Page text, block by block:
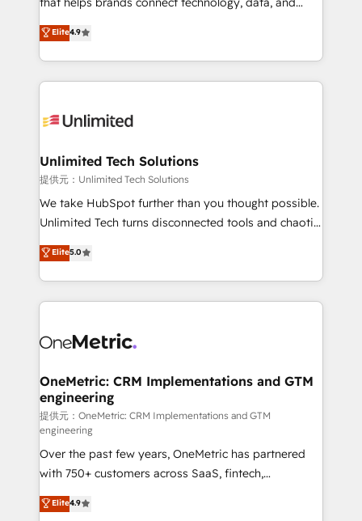
retention—by refining processes and eliminating
inefficiencies. Using HubSpot tools and data-driven
creativity to achieve measurable results. Founded in
Barcelona and operating across Spain, LATAM, and
the UK, we support global companies in building
smarter marketing, sales, and customer success
Iberia (Spain & Portugal), we combine human insight
growth. Our multidisciplinary team designs solutions
that simplify complexity, boost performance, and
turn innovation into real impact. 🌍 Highlights •
HubSpot Partner since 2012 • 2022 EMEA Impact
projects • Clients in 30+ industries • Proprietary
technology for integrations • Multilingual team:
Elite4.9
Unlimited Tech Solutions
提供元：Unlimited Tech Solutions
We take HubSpot further than you thought possible.
Unlimited Tech turns disconnected tools and chaotic
processes into a seamless, high-performing revenue
engine. We combine RevOps strategy with deep
technical execution to help teams scale faster—with
cleaner data, smarter automation, and more
Implementation & Migration · Native & Custom
Reporting & Analytics · GTM Architecture · Sales &
Marketing Enablement If you’re ready to elevate
HubSpot from “just your CRM” to your growth
infrastructure—let’s talk.
Elite5.0
OneMetric: CRM Implementations and GTM
engineering
提供元：OneMetric: CRM Implementations and GTM
engineering
Over the past few years, OneMetric has partnered
with 750+ customers across SaaS, fintech,
healthcare, real estate, and other industries. With
150+ HubSpot-certified experts, we deliver scalable
Elite4.9